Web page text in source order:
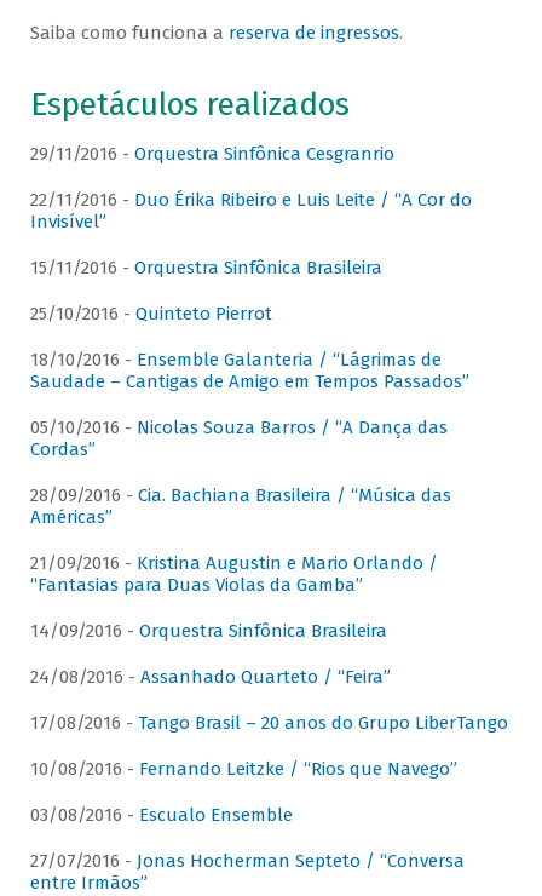
Saiba como funciona a reserva de ingressos.
Espetáculos realizados
29/11/2016 - Orquestra Sinfônica Cesgranrio
22/11/2016 - Duo Érika Ribeiro e Luis Leite / “A Cor do
Invisível”
15/11/2016 - Orquestra Sinfônica Brasileira
25/10/2016 - Quinteto Pierrot
18/10/2016 - Ensemble Galanteria / “Lágrimas de
Saudade – Cantigas de Amigo em Tempos Passados”
05/10/2016 - Nicolas Souza Barros / “A Dança das
Cordas”
28/09/2016 - Cia. Bachiana Brasileira / “Música das
Américas”
21/09/2016 - Kristina Augustin e Mario Orlando /
“Fantasias para Duas Violas da Gamba”
14/09/2016 - Orquestra Sinfônica Brasileira
24/08/2016 - Assanhado Quarteto / “Feira”
17/08/2016 - Tango Brasil – 20 anos do Grupo LiberTango
10/08/2016 - Fernando Leitzke / “Rios que Navego”
03/08/2016 - Escualo Ensemble
27/07/2016 - Jonas Hocherman Septeto / “Conversa
entre Irmãos”